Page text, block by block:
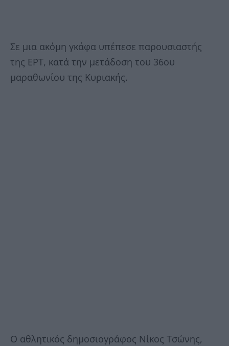
Σε μια ακόμη γκάφα υπέπεσε παρουσιαστής
της ΕΡΤ, κατά την μετάδοση του 36ου
μαραθωνίου της Κυριακής.
Ο αθλητικός δημοσιογράφος Νίκος Τσώνης,